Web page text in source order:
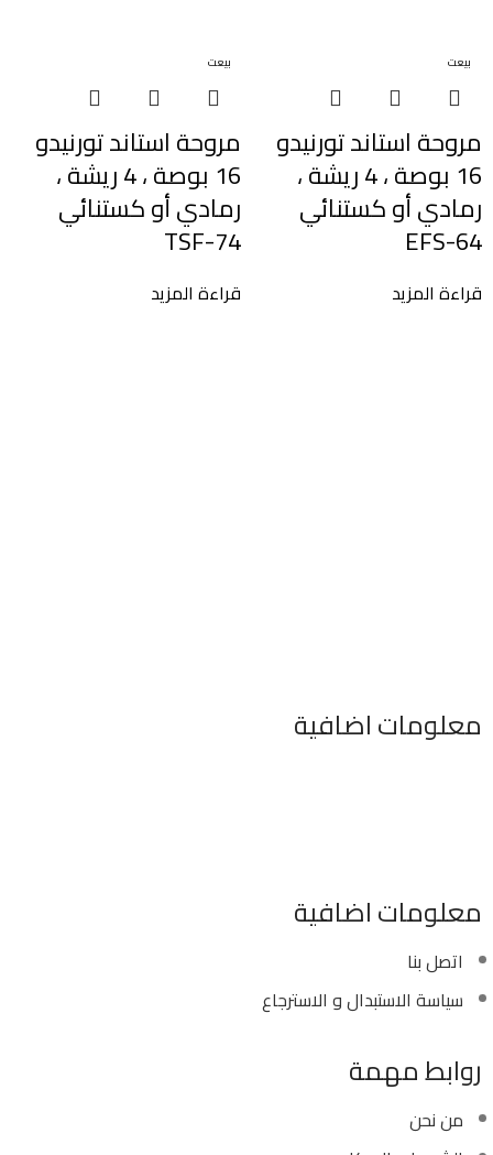
بيعت
مروحة استاند تورنيدو
16 بوصة ، 4 ريشة ،
رمادي أو كستنائي
EFS-64
قراءة المزيد
بيعت
مروحة استاند تورنيدو
16 بوصة ، 4 ريشة ،
رمادي أو كستنائي
TSF-74
قراءة المزيد
معلومات اضافية
معلومات اضافية
اتصل بنا
سياسة الاستبدال و الاسترجاع
روابط مهمة
من نحن